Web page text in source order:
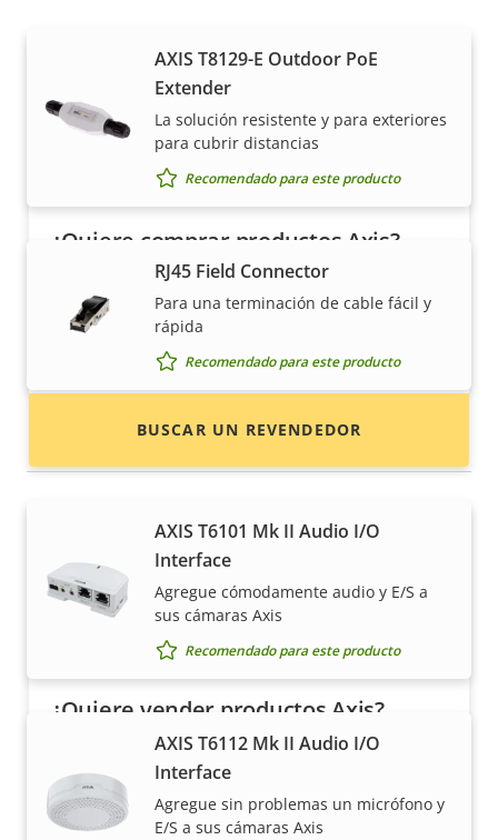
AXIS T8129-E Outdoor PoE
Extender
La solución resistente y para exteriores
para cubrir distancias
Recomendado para este producto
RJ45 Field Connector
Para una terminación de cable fácil y
rápida
Recomendado para este producto
Dispositivos de E/S
AXIS T6101 Mk II Audio I/O
Interface
Agregue cómodamente audio y E/S a
sus cámaras Axis
Recomendado para este producto
AXIS T6112 Mk II Audio I/O
Interface
Agregue sin problemas un micrófono y
E/S a sus cámaras Axis
¿Quiere comprar productos Axis?
Localice revendedores, integradores de
sistemas e instaladores de productos y
BUSCAR UN REVENDEDOR
¿Quiere vender productos Axis?
¿Está interesado en convertirse en
revendedor? Encuentre información de
contacto de distribuidores de productos y